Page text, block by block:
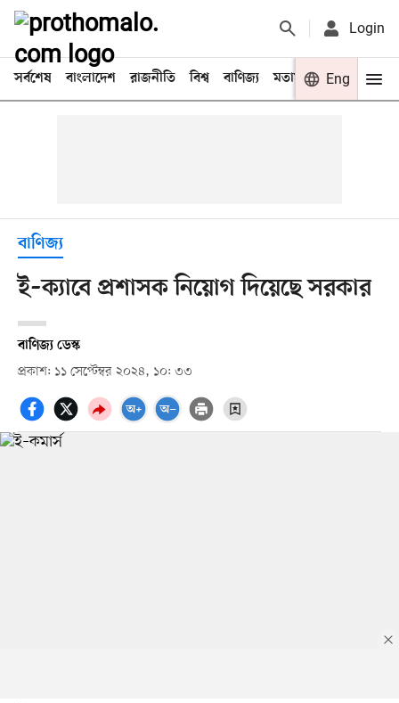
Login
সর্বশেষ বাংলাদেশ রাজনীতি বিশ্ব বাণিজ্য মতামত খেলা
Eng
বাণিজ্য
ই–ক্যাবে প্রশাসক নিয়োগ দিয়েছে সরকার
বাণিজ্য ডেস্ক
প্রকাশ: ১১ সেপ্টেম্বর ২০২৪, ১০: ৩৩